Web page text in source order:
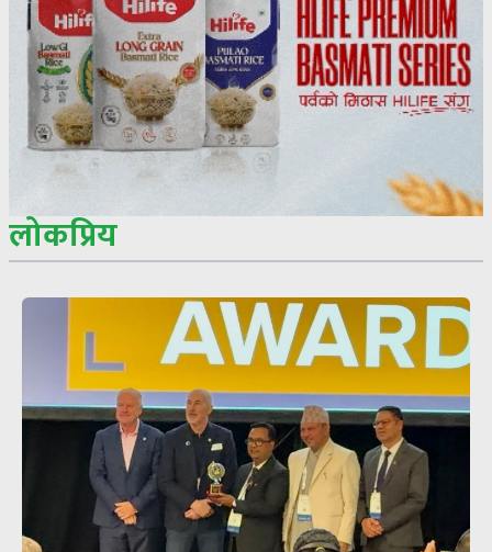
लोकप्रिय